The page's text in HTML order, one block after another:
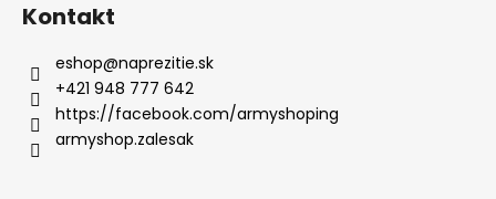
Kontakt
eshop@naprezitie.sk
+421 948 777 642
https://facebook.com/armyshoping
armyshop.zalesak